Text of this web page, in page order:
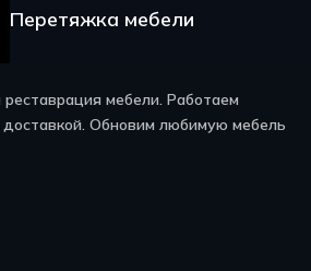
Перетяжка мебели
мебели. Работаем
доставкой. Обновим любимую мебель